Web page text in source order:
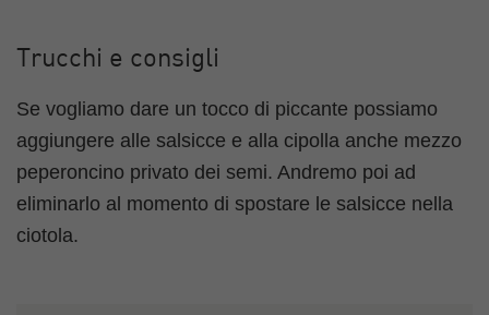
Trucchi e consigli
Se vogliamo dare un tocco di piccante possiamo
aggiungere alle salsicce e alla cipolla anche mezzo
peperoncino privato dei semi. Andremo poi ad
eliminarlo al momento di spostare le salsicce nella
ciotola.